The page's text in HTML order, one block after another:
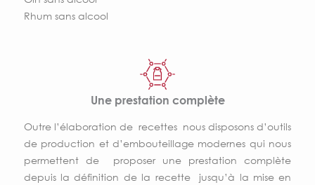
Rhum sans alcool
Une prestation complète
Outre l’élaboration de recettes nous disposons d’outils
de production et d’embouteillage modernes qui nous
permettent de proposer une prestation complète
depuis la définition de la recette jusqu’à la mise en